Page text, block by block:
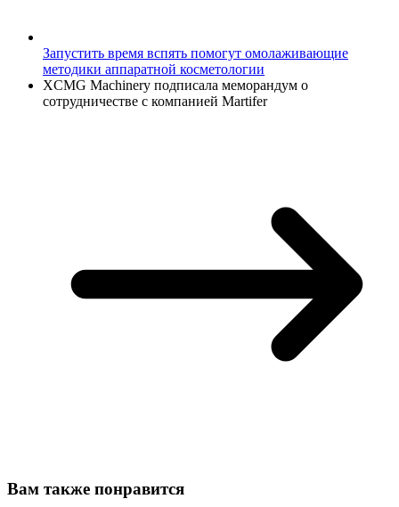
Запустить время вспять помогут омолаживающие
методики аппаратной косметологии
XCMG Machinery подписала меморандум о
сотрудничестве с компанией Martifer
Вам также понравится